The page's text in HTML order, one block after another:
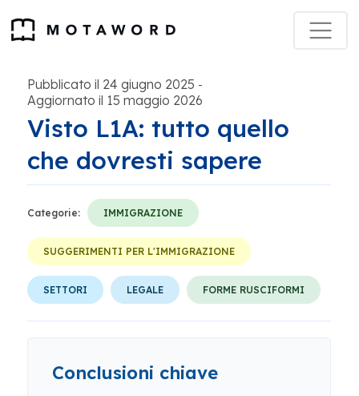
Pubblicato il 24 giugno 2025 -
Aggiornato il 15 maggio 2026
Visto L1A: tutto quello
che dovresti sapere
Categorie: IMMIGRAZIONE
SUGGERIMENTI PER L'IMMIGRAZIONE
SETTORI LEGALE FORME RUSCIFORMI
Conclusioni chiave